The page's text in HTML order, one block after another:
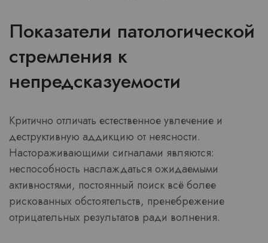
Показатели патологической
стремления к
непредсказуемости
Критично отличать естественное увлечение и
деструктивную аддикцию от неясности.
Настораживающими сигналами являются:
неспособность наслаждаться ожидаемыми
активностями, постоянный поиск всё более
рискованных обстоятельств, пренебрежение
отрицательных результатов ради волнения.